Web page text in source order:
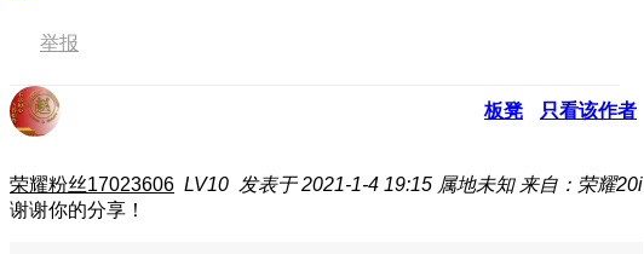
举报
板凳 只看该作者
荣耀粉丝17023606 LV10 发表于 2021-1-4 19:15 属地未知 来自：荣耀20i
谢谢你的分享！